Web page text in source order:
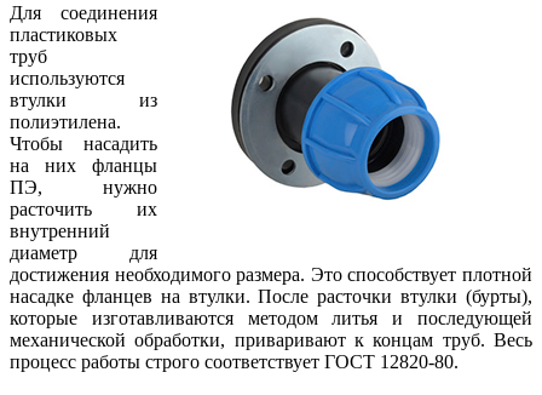
Для соединения
пластиковых
труб
используются
втулки из
полиэтилена.
Чтобы насадить
на них фланцы
ПЭ, нужно
расточить их
внутренний
диаметр для
достижения необходимого размера. Это способствует плотной
насадке фланцев на втулки. После расточки втулки (бурты),
которые изготавливаются методом литья и последующей
механической обработки, приваривают к концам труб. Весь
процесс работы строго соответствует ГОСТ 12820-80.